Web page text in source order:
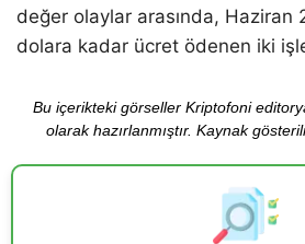
değer olaylar arasında, Haziran
dolara kadar ücret ödenen iki
Bu içerikteki görseller Kriptofoni
olarak hazırlanmıştır. Kaynak